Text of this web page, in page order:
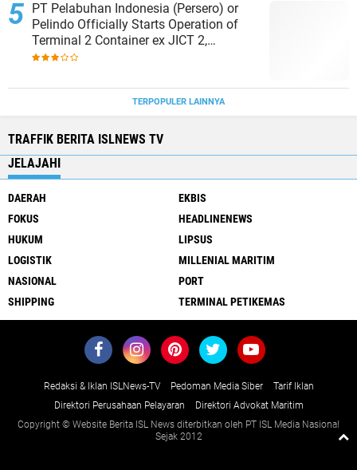
PT Pelabuhan Indonesia (Persero) or
Pelindo Officially Starts Operation of
Terminal 2 Container ex JICT 2,
Strengthening Productivity of Tanjung
TERPOPULER LAINNYA
TRAFFIK BERITA ISLNEWS TV
JELAJAHI
DAERAH
EKBIS
FOKUS
HEADLINENEWS
HUKUM
LIPSUS
LOGISTIK
MILLENIAL MARITIM
NASIONAL
PORT
SHIPPING
TERMINAL PETIKEMAS
Redaksi & Iklan ISLNews-TV Pedoman Media Siber
Tarif Iklan
Direktori Perusahaan Pelayaran
Direktori Advokat Maritim
Copyright © Website Berita ISL News diterbitkan oleh PT ISL Media Nasional
Sejak 2012